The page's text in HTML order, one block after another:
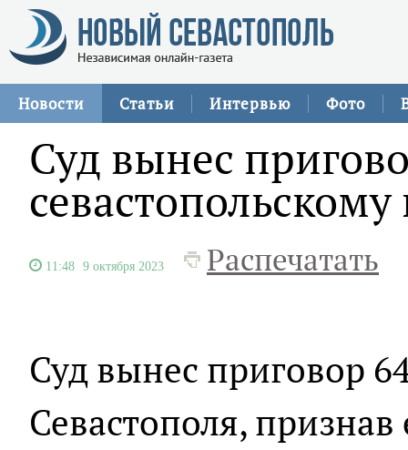
Новости Статьи Интервью Фото
Суд вынес
11:48 9 октября 2023 Распечатать
Суд вынес приговор
Севастополя,